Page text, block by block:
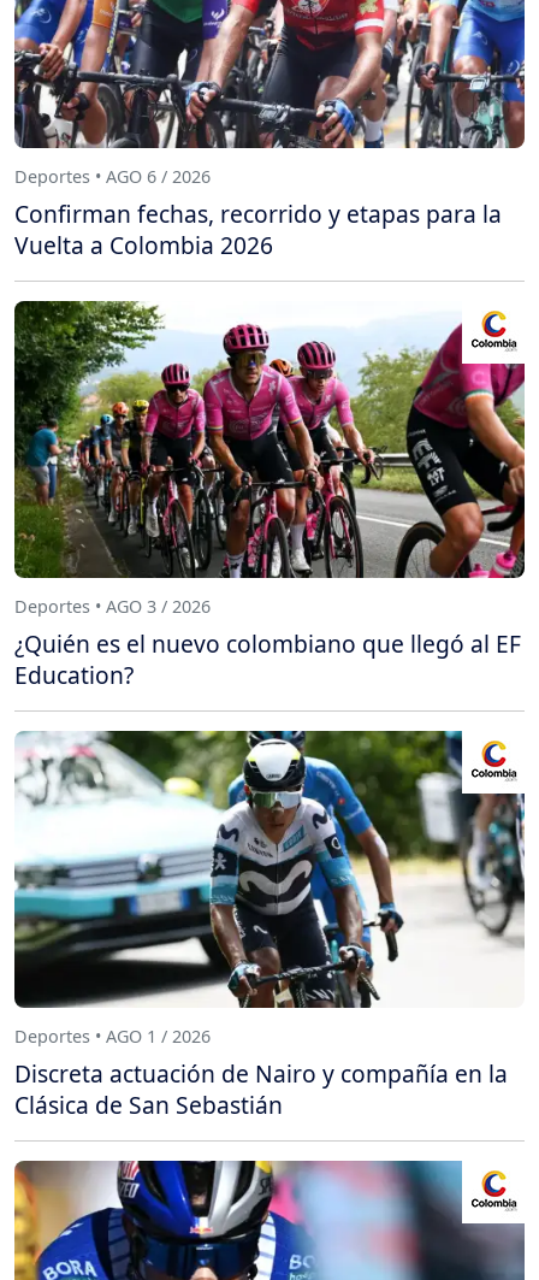
Deportes • AGO 6 / 2026
Confirman fechas, recorrido y etapas para la
Vuelta a Colombia 2026
Deportes • AGO 3 / 2026
¿Quién es el nuevo colombiano que llegó al EF
Education?
Deportes • AGO 1 / 2026
Discreta actuación de Nairo y compañía en la
Clásica de San Sebastián